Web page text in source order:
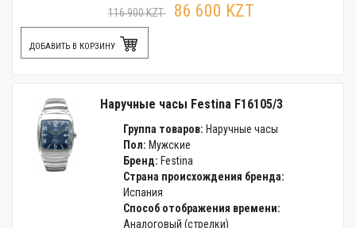
116 900 KZT 86 600 KZT
ДОБАВИТЬ В КОРЗИНУ
Наручные часы Festina F16105/3
Группа товаров: Наручные часы
Пол: Мужские
Бренд: Festina
Страна происхождения бренда:
Испания
Способ отображения времени:
Аналоговый (стрелки)